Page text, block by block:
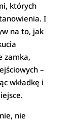
których
I
na to, jak
zamka,
–
wkładkę i
nie